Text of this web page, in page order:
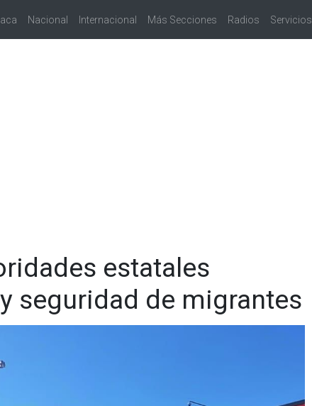
Nacional Internacional Más Secciones Radios Servicios
estatales
seguridad de migrantes